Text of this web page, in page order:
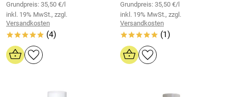
Grundpreis: 35,50 €/l
inkl. 19% MwSt., zzgl.
Versandkosten
***** (4)
Grundpreis: 35,50 €/l
inkl. 19% MwSt., zzgl.
Versandkosten
***** (1)